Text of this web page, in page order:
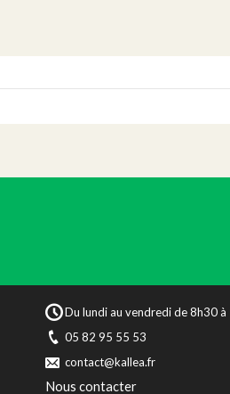
Du lundi au vendredi de 8h30
05 82 95 55 53
contact@kallea.fr
Nous contacter